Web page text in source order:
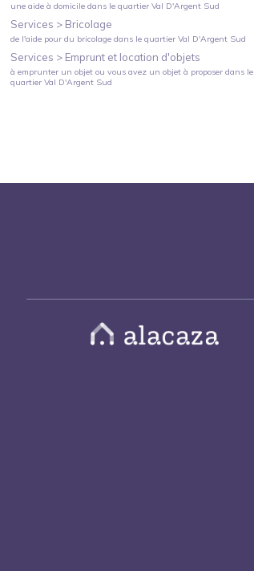
une aide à domicile dans le quartierVal D'Argent Sud
Services > Bricolage
de l'aide pour du bricolage dans le quartierVal D'Argent Sud
Services > Emprunt et location d'objets
à emprunter un objet ou vous avez un objet à proposer dans le
quartierVal D'Argent Sud